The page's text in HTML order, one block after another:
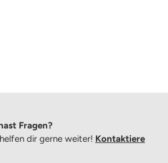
Fragen?
dir gerne weiter! Kontaktiere